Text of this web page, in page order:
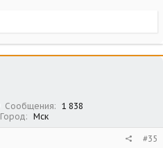
Сообщения
1 838
Город Мск
#35